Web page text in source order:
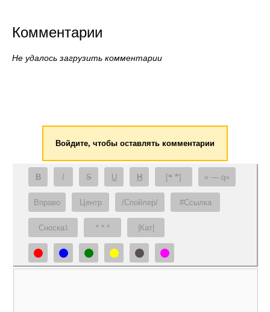
Комментарии
Не удалось загрузить комментарии
Войдите, чтобы оставлять комментарии
B I S U H [❝ ❞] — q
Вправо Центр /Спойлер/ #Ссылка
Сноска1 * * * |Кат|